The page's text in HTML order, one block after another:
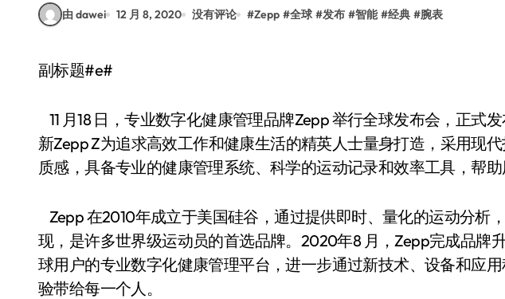
由 dawei 12 月 8, 2020 没有评论 #Zepp #全球 #发布 #智能 #经典 #腕表
副标题#e#
11 月18 日，专业数字化健康管理品牌Zepp 举行全球发布会，正式
新Zepp Z为追求高效工作和健康生活的精英人士量身打造，采用现
质感，具备专业的健康管理系统、科学的运动记录和效率工具，帮助
Zepp 在2010年成立于美国硅谷，通过提供即时、量化的运动分析
现，是许多世界级运动员的首选品牌。2020年8 月，Zepp完成品牌
球用户的专业数字化健康管理平台，进一步通过新技术、设备和应
验带给每一个人。